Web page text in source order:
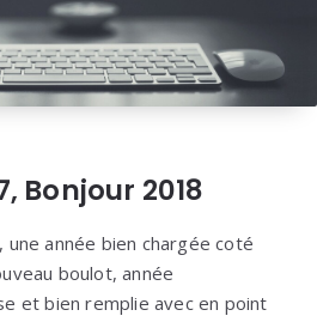
Bonjour 2018
année bien chargée coté
boulot, année
et bien remplie avec en point